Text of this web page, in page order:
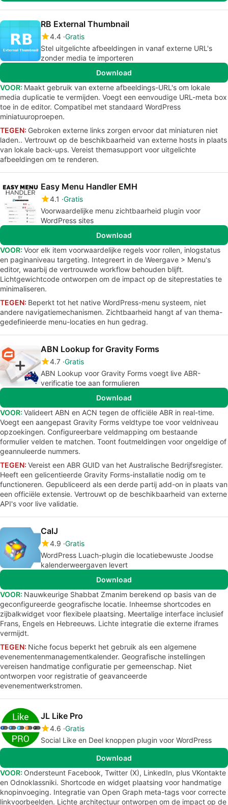
RB External Thumbnail
4.4 Gratis
Stel uitgelichte afbeeldingen in vanaf externe URL's
zonder media te importeren
Download
VOOR: Maakt gebruik van externe afbeeldings-URL's om lokale
media duplicatie te vermijden. Voegt een eenvoudige URL-meta box
toe in de editor. Compatibel met standaard WordPress
miniatuuroproepen.
TEGEN: Gebroken externe links zorgen ervoor dat miniaturen niet
laden.. Vertrouwt op de beschikbaarheid van externe hosts in plaats
van lokale back-ups. Vereist themasupport voor uitgelichte
afbeeldingen om te renderen.
Easy Menu Handler EMH
4.1 Gratis
Voorwaardelijke menu zichtbaarheid plugin voor
WordPress sites
Download
VOOR: Voor elk item voorwaardelijke regels voor rollen, inlogstatus
en paginaniveau targeting. Integreert in de Weergave > Menu's
editor, waarbij de vertrouwde workflow behouden blijft.
Lichtgewichtcode ontworpen om de impact op de siteprestaties te
minimaliseren.
TEGEN: Beperkt tot het native WordPress-menu systeem, niet
andere navigatiemechanismen. Zichtbaarheid hangt af van thema-
gedefinieerde menu-locaties en hun gedrag.
ABN Lookup for Gravity Forms
4.7 Gratis
ABN Lookup voor Gravity Forms voegt live ABR-
verificatie toe aan formulieren
Download
VOOR: Valideert ABN en ACN tegen de officiële ABR in real-time.
Voegt een aangepast Gravity Forms veldtype toe voor veldniveau
opzoekingen. Configureerbare veldmapping om bestaande
formulier velden te matchen. Toont foutmeldingen voor ongeldige of
geannuleerde nummers.
TEGEN: Vereist een ABR GUID van het Australische Bedrijfsregister.
Heeft een gelicentieerde Gravity Forms-installatie nodig om te
functioneren. Gepubliceerd als een derde partij add-on in plaats van
een officiële extensie. Vertrouwt op de beschikbaarheid van externe
API's voor live validatie.
CalJ
4.9 Gratis
WordPress Luach-plugin die locatiebewuste Joodse
kalenderweergaven levert
Download
VOOR: Nauwkeurige Shabbat Zmanim berekend op basis van de
geconfigureerde geografische locatie. Inheemse shortcodes en
zijbalkwidget voor flexibele plaatsing. Meertalige interface inclusief
Frans, Engels en Hebreeuws. Lichte integratie die externe iframes
vermijdt.
TEGEN: Niche focus beperkt het gebruik als een algemene
evenementenmanagementkalender. Geografische instellingen
vereisen handmatige configuratie per gemeenschap. Niet
ontworpen voor registratie of geavanceerde
evenementwerkstromen.
JL Like Pro
4.6 Gratis
Social Like en Deel knoppen plugin voor WordPress
Download
VOOR: Ondersteunt Facebook, Twitter (X), LinkedIn, plus VKontakte
en Odnoklassniki. Shortcode en widget plaatsing voor handmatige
knopinvoeging. Integratie van Open Graph meta-tags voor correcte
linkvoorbeelden. Lichte architectuur ontworpen om de impact op de